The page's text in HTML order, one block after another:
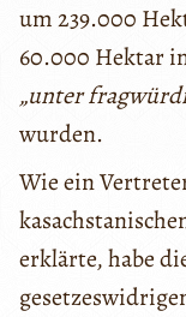
um 239.000
60.000 Hektar
„unter
wurden.
Wie ein
erklärte, habe